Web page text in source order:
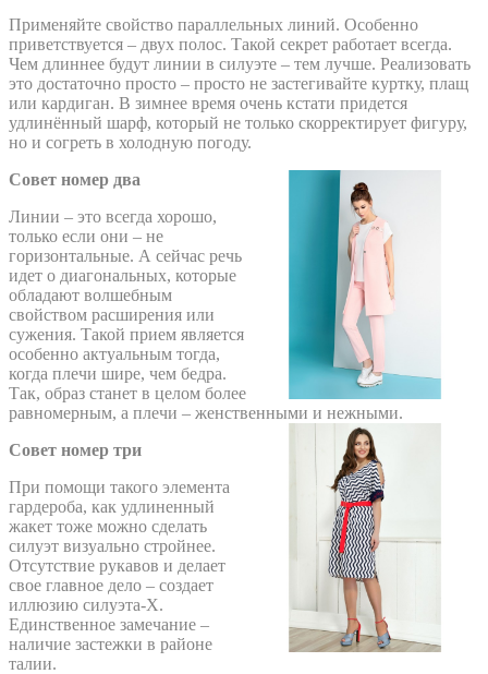
Применяйте свойство параллельных линий. Особенно
приветствуется – двух полос. Такой секрет работает всегда.
Чем длиннее будут линии в силуэте – тем лучше. Реализовать
это достаточно просто – просто не застегивайте куртку, плащ
или кардиган. В зимнее время очень кстати придется
удлинённый шарф, который не только скорректирует фигуру,
но и согреть в холодную погоду.
Совет номер два
Линии – это всегда хорошо,
только если они – не
горизонтальные. А сейчас речь
идет о диагональных, которые
обладают волшебным
свойством расширения или
сужения. Такой прием является
особенно актуальным тогда,
когда плечи шире, чем бедра.
Так, образ станет в целом более
равномерным, а плечи – женственными и нежными.
Совет номер три
При помощи такого элемента
гардероба, как удлиненный
жакет тоже можно сделать
силуэт визуально стройнее.
Отсутствие рукавов и делает
свое главное дело – создает
иллюзию силуэта-Х.
Единственное замечание –
наличие застежки в районе
талии.